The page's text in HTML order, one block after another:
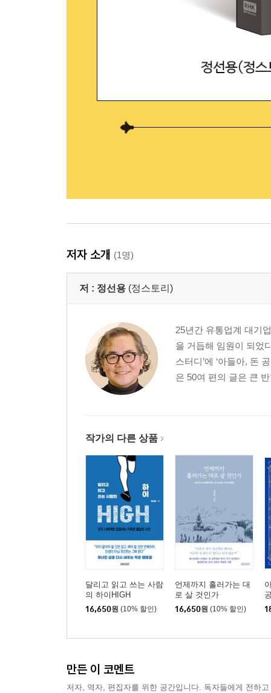
저자 소개 (1명)
저 : 정선용 (정스토리)
25년간 유통업계 대기
을 거듭해 임원이 되었
스터디’에 ‘아들아, 돈
은 50여 편의 글은 큰
작가의 다른 상품
달리고 읽고 쓰는 사람
의 하이HIGH
16,650원 (10% 할인)
언제까지 흘러가는 대
로 살 것인가
16,650원 (10% 할인)
만든 이 코멘트
저자, 역자, 편집자를 위한 공간입니다. 독자들에게 전하